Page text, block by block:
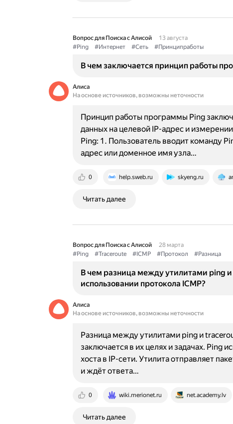
Вопрос для Поиска с Алисой
13 августа
#Ping
#Интернет #Сеть #Принципработы
В чем заключается принцип работы
Алиса
На основе источников, возможны неточности
0 help.sweb.ru skyeng.ru
Принцип работы программы Ping
данных на целевой IP-адрес и
Ping: 1. Пользователь вводит команду
адрес или доменное имя узла…
Читать далее
Вопрос для Поиска с Алисой
28 марта
#Ping
#Traceroute #ICMP #Протокол #Разница
В чем разница между утилитами ping
использовании протокола ICMP?
Алиса
На основе источников, возможны неточности
0 wiki.merionet.ru net.academy.lv
Разница между утилитами ping и
заключается в их целях и задачах. Ping
хоста в IP-сети. Утилита отправляет
и ждёт ответа…
Читать далее